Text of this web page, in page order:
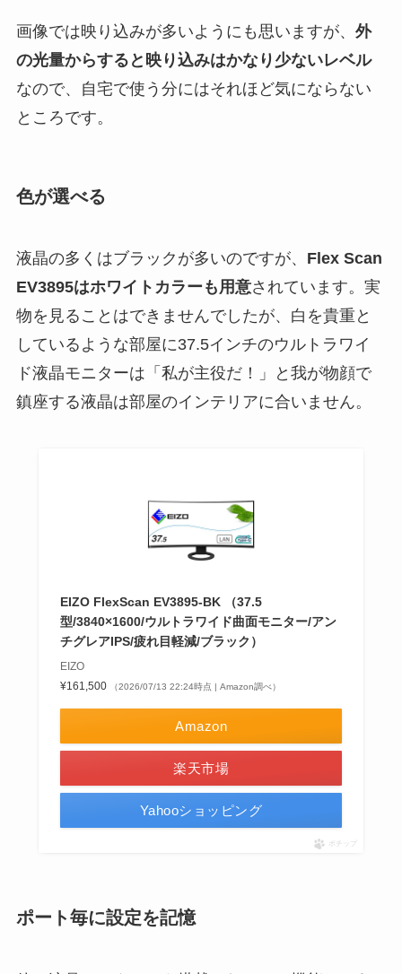
画像では映り込みが多いようにも思いますが、 外
の光量からすると映り込みはかなり少ないレベル
なので、自宅で使う分にはそれほど気にならない
ところです。
色が選べる
液晶の多くはブラックが多いのですが、 Flex Scan
EV3895はホワイトカラーも用意されています。実
物を見ることはできませんでしたが、白を貴重と
しているような部屋に37.5インチのウルトラワイ
ド液晶モニターは「私が主役だ！」と我が物顔で
鎮座する液晶は部屋のインテリアに合いません。
EIZO FlexScan EV3895-BK （37.5
型/3840×1600/ウルトラワイド曲面モニター/アン
チグレアIPS/疲れ目軽減/ブラック）
EIZO
¥161,500
（2026/07/13 22:24時点 | Amazon調べ）
Amazon
楽天市場
Yahooショッピング
ポチップ
ポート毎に設定を記憶